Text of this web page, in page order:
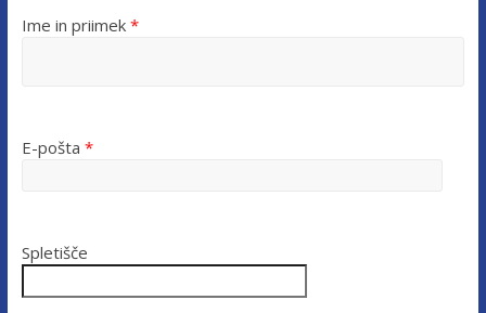
Ime in priimek *
E-pošta *
Spletišče